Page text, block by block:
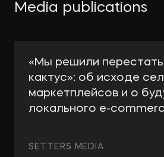
Media publications
«Мы решили перестать
кактус»: об исходе
маркетплейсов и о
локального e-
SETTERS MEDIA